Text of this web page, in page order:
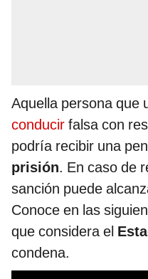
Aquella persona que
conducir falsa con
podría recibir una
prisión. En caso de
sanción puede
Conoce en las
que considera el
condena.